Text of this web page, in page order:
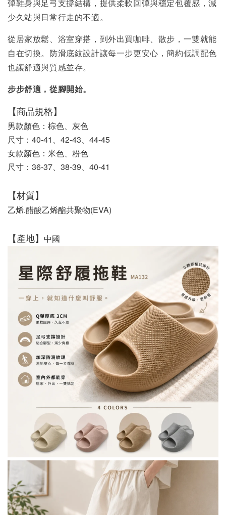
彈鞋身與足弓支撐結構，提供柔軟回彈與穩定包覆感，減
少久站與日常行走的不適。
從居家放鬆、浴室穿搭，到外出買咖啡、散步，一雙就能
自在切換。防滑底紋設計讓每一步更安心，簡約低調配色
也讓舒適與質感並存。
步步舒適，從腳開始。
【商品規格】
男款顏色：棕色、灰色
尺寸：40-41、42-43、44-45
女款顏色：米色、粉色
尺寸：36-37、38-39、40-41
【材質】
乙烯.醋酸乙烯酯共聚物(EVA)
【產地】 中國